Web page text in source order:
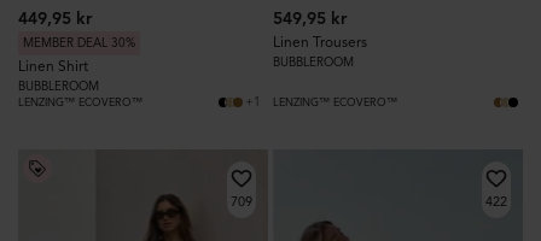
449,95 kr
MEMBER DEAL 30%
Linen Shirt
BUBBLEROOM
LENZING™ ECOVERO™ +1
549,95 kr
Linen Trousers
BUBBLEROOM
LENZING™ ECOVERO™
709 422